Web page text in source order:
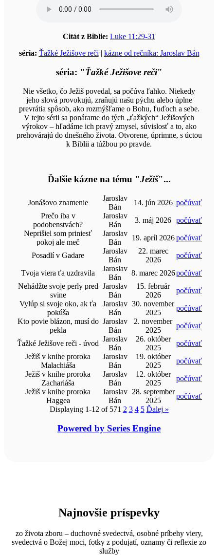
Citát z Biblie: Luke 11:29-31
séria: Ťažké Ježišove reči | kázne od rečníka: Jaroslav Bán
séria: "Ťažké Ježišove reči"
Nie všetko, čo Ježiš povedal, sa počúva ľahko. Niekedy
jeho slová provokujú, zraňujú našu pýchu alebo úplne
prevrátia spôsob, ako rozmýšľame o Bohu, ľuďoch a sebe.
V tejto sérii sa ponárame do tých „ťažkých“ Ježišových
výrokov – hľadáme ich pravý zmysel, súvislosť a to, ako
prehovárajú do dnešného života. Otvorene, úprimne, s úctou
k Biblii a túžbou po pravde.
Ďalšie kázne na tému "Ježiš"...
Jonášovo znamenie
Jaroslav
Bán
14. jún 2026 počúvať
Prečo iba v
podobenstvách?
Jaroslav
Bán
3. máj 2026 počúvať
Neprišiel som priniesť
pokoj ale meč
Jaroslav
Bán
19. apríl 2026 počúvať
Posadlí v Gadare
Jaroslav
Bán
22. marec
2026
počúvať
Tvoja viera ťa uzdravila
Jaroslav
Bán
8. marec 2026počúvať
Nehádžte svoje perly pred
svine
Jaroslav
Bán
15. február
2026
počúvať
Vylúp si svoje oko, ak ťa
pokúša
Jaroslav
Bán
30. november
2025
počúvať
Kto povie blázon, musí do
pekla
Jaroslav
Bán
2. november
2025
počúvať
Ťažké Ježišove reči - úvod
Jaroslav
Bán
26. október
2025
počúvať
Ježiš v knihe proroka
Malachiáša
Jaroslav
Bán
19. október
2025
počúvať
Ježiš v knihe proroka
Zachariáša
Jaroslav
Bán
12. október
2025
počúvať
Ježiš v knihe proroka
Haggea
Jaroslav
Bán
28. september
2025
počúvať
Displaying 1-12 of 571 2 3 4 5 Ďalej »
Powered by Series Engine
Najnovšie príspevky
zo života zboru – duchovné svedectvá, osobné príbehy viery,
svedectvá o Božej moci, fotky z podujatí, oznamy či reflexie zo
služby